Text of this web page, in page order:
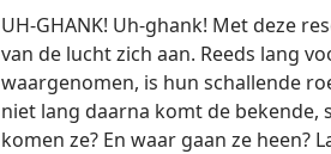
UH-GHANK! Uh-ghank! Met deze
van de lucht zich aan. Reeds lang
waargenomen, is hun schallende
niet lang daarna komt de bekende,
komen ze? En waar gaan ze heen?